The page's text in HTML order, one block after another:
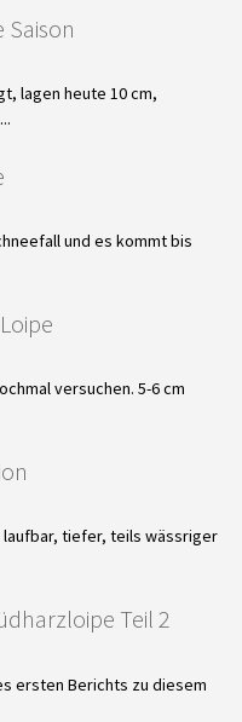
Saison
lagen heute 10 cm,
und es kommt bis
versuchen. 5-6 cm
laufbar, tiefer, teils wässriger
Teil 2
ersten Berichts zu diesem